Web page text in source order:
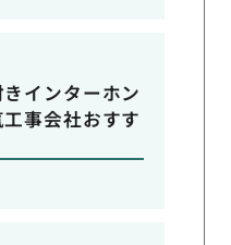
インターホン
事会社おすす